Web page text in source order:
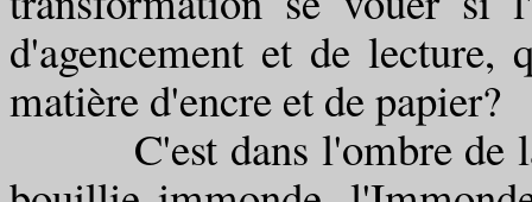
d'agencement et de lecture,
matière d'encre et de papier?
C'est dans l'ombre de la